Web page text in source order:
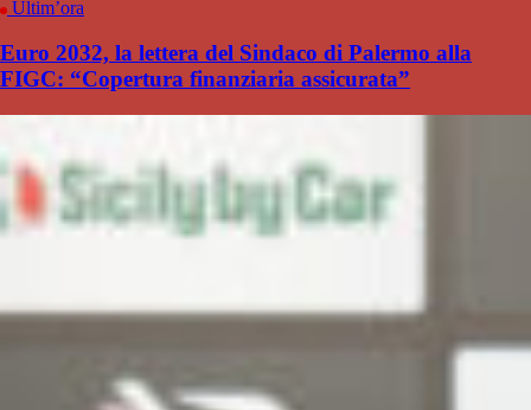
Ultim’ora
Euro 2032, la lettera del Sindaco di Palermo alla
FIGC: “Copertura finanziaria assicurata”